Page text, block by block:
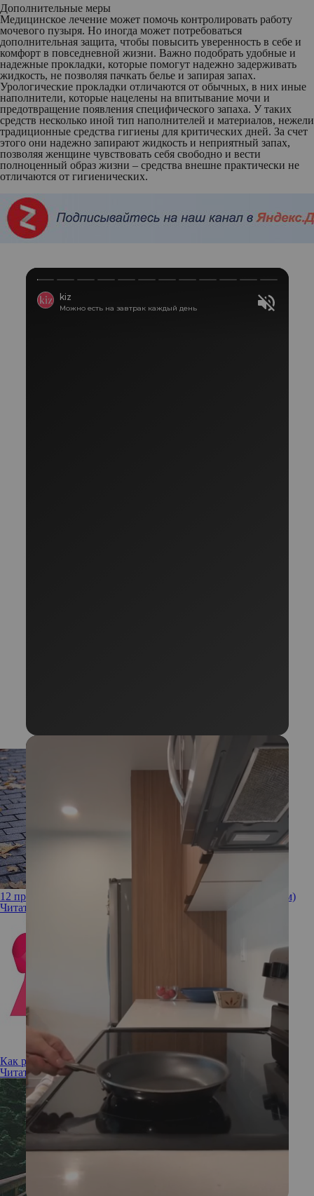
Дополнительные меры
Медицинское лечение может помочь контролировать работу
мочевого пузыря. Но иногда может потребоваться
дополнительная защита, чтобы повысить уверенность в себе и
комфорт в повседневной жизни. Важно подобрать удобные и
надежные прокладки, которые помогут надежно задерживать
жидкость, не позволяя пачкать белье и запирая запах.
Урологические прокладки отличаются от обычных, в них иные
наполнители, которые нацелены на впитывание мочи и
предотвращение появления специфического запаха. У таких
средств несколько иной тип наполнителей и материалов, нежели
традиционные средства гигиены для критических дней. За счет
этого они надежно запирают жидкость и неприятный запах,
позволяя женщине чувствовать себя свободно и вести
полноценный образ жизни – средства внешне практически не
отличаются от гигиенических.
12 причин недержания мочи (это может случиться с каждым)
Читать полностью
Как решить проблему недержания мочи без операции
Читать полностью